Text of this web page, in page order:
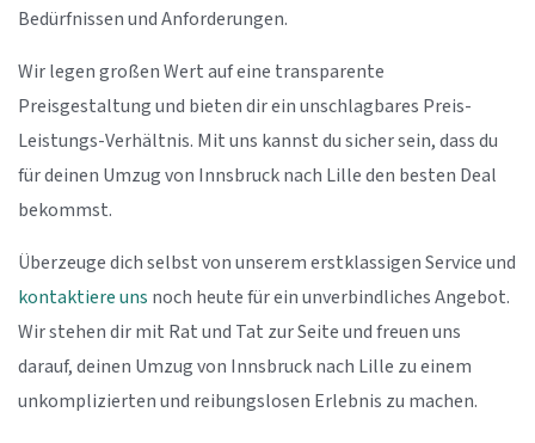
Bedürfnissen und Anforderungen.
Wir legen großen Wert auf eine transparente
Preisgestaltung und bieten dir ein unschlagbares Preis-
Leistungs-Verhältnis. Mit uns kannst du sicher sein, dass du
für deinen Umzug von Innsbruck nach Lille den besten Deal
bekommst.
Überzeuge dich selbst von unserem erstklassigen Service und
kontaktiere uns noch heute für ein unverbindliches Angebot.
Wir stehen dir mit Rat und Tat zur Seite und freuen uns
darauf, deinen Umzug von Innsbruck nach Lille zu einem
unkomplizierten und reibungslosen Erlebnis zu machen.